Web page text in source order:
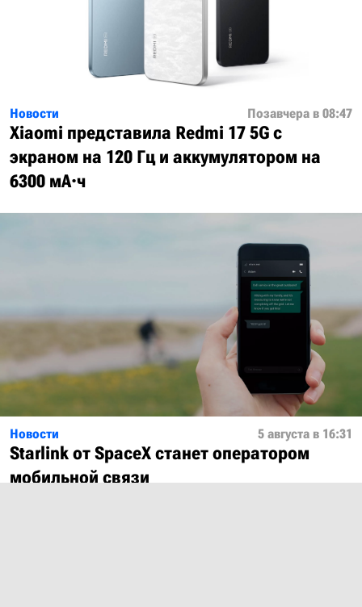
Новости Позавчера в 08:47
Xiaomi представила Redmi 17 5G с
экраном на 120 Гц и аккумулятором на
6300 мА·ч
Новости 5 августа в 16:31
Starlink от SpaceX станет оператором
мобильной связи